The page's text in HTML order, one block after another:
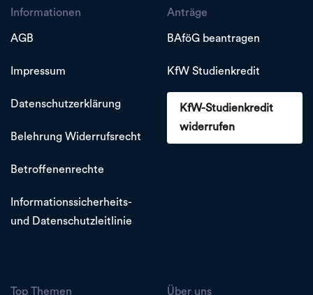
Informationen
AGB
Impressum
Datenschutzerklärung
Belehrung Widerrufsrecht
Betroffenenrechte
Informationssicherheits-
und Datenschutzleitlinie
Anträge
BAföG beantragen
KfW Studienkredit
KfW-Studienkredit
widerrufen
Top Themen Über uns